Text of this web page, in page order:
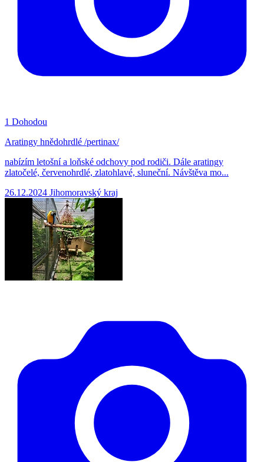
1 Dohodou
Aratingy hnědohrdlé /pertinax/
nabízím letošní a loňské odchovy pod rodiči. Dále aratingy
zlatočelé, červenohrdlé, zlatohlavé, sluneční. Návštěva mo...
26.12.2024 Jihomoravský kraj